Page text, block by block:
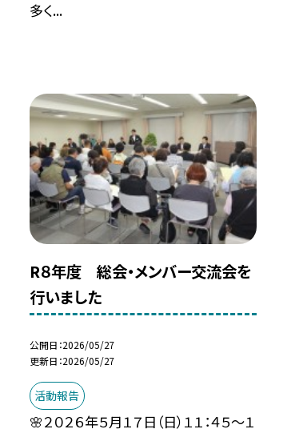
多く...
R８年度 総会・メンバー交流会を
行いました
公開日 2026/05/27
更新日 2026/05/27
活動報告
🌸２０２６年５月１７日（日）１１：４５～１